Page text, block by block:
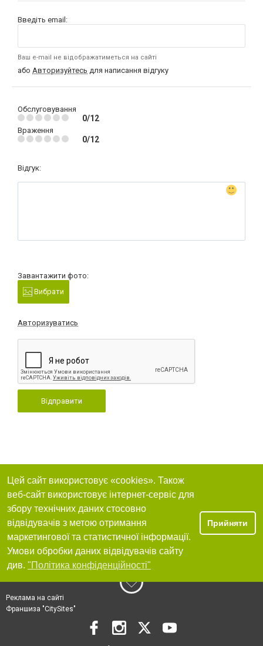
Введіть email:
Ваш e-mail не відображатиметься на сайті
або Авторизуйтесь для написання відгуку
Обслуговування
0/12
Враження
0/12
Відгук:
Завантажити фото:
Вибрати
Авторизуватись
Відправити
Цей сайт використовує «cookies». Також
веб-сайт використовує інтернет-сервіс для
збору технічних даних стосовно
відвідувачів з метою отримання
маркетингової та статистичної інформації.
Умови обробки даних відвідувачів сайту
див. "Політика конфіденційності"
Прийняти
Реклама на сайті
Франшиза "CitySites"